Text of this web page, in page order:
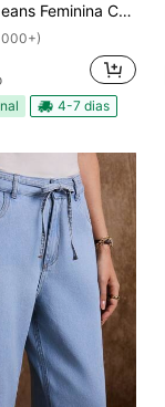
Colors Cintura Alta com muita Lycra
4-7 dias